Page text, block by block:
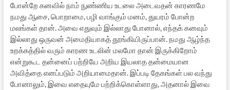
போன்றே கனவில் நாம் நுண்ணிய உடலை அடைவதன் காரணமே
நமது ஆசை, பொறாமை, பழி வாங்கும் மனம், துயரம் போன்ற
மலங்கள் தான். அவை எதுவும் இல்லாது போனால், எந்தக் கனவும்
இல்லாது ஒருவன் அமைதியாகத் தூங்கியிருப்பான். நமது ஆழ்ந்த
உறக்கத்தில் வரும் காரண உடலின் மலமோ தான் இருக்கிறோம்
என்றுகூட தன்னைப் பற்றியே அறிய இயலாத தன்மையான
அவித்தை எனப்படும் அறியாமைதான். இப்படி தேகங்கள் பல வந்து
போனாலும், இவை எதையுமே பற்றிக்கொள்ளாது, அதனால் இவை